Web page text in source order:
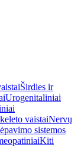
Širdies ir
Urogenitaliniai
vaistaiNervų
sistemos
Kiti